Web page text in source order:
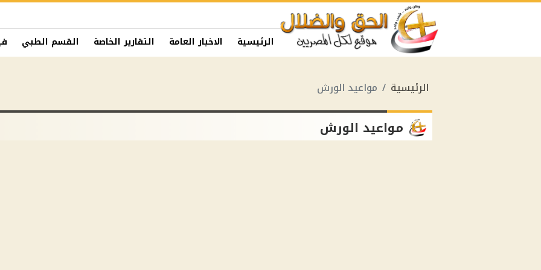
الرئيسية الاخبار العامة التقارير الخاصة القسم الطبي
الرئيسية مواعيد الورش
مواعيد الورش